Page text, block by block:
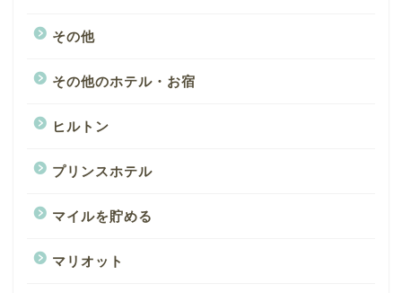
その他
その他のホテル・お宿
ヒルトン
プリンスホテル
マイルを貯める
マリオット